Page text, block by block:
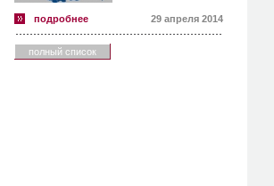
подробнее 29 апреля 2014
полный список